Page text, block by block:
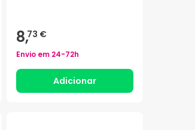
8,73 €
Envio em 24-72h
Adicionar